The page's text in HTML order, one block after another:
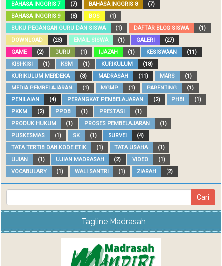
BAHASA INGGRIS 7
(7) BAHASA INGGRIS 8
(7)
BAHASA INGGRIS 9
(8) BOS
(1)
BUKU PEGANGAN GURU DAN SISWA
(1) DAFTAR BLOG SISWA
(1)
DOWNLOAD
(23) EMAIL SISWA (1) GALERI
(27)
GAME
(2) GURU (1) IJAZAH (1) KESISWAAN
(11)
KISI-KISI
(1) KSM (1) KURIKULUM
(18)
KURIKULUM MERDEKA
(3) MADRASAH (11) MARS
(1)
MEDIA PEMBELAJARAN
(1) MGMP (1) PARENTING
(1)
PENILAIAN
(4) PERANGKAT PEMBELAJARAN (2) PHBI
(1)
PKKM
(2) PPDB (1) PRESTASI
(1)
PRODUK HUKUM
(1) PROSES PEMBELAJARAN
(1)
PUSKESMAS
(1) SK (1) SURVEI
(4)
TATA TERTIB DAN KODE ETIK
(1) TATA USAHA
(1)
UJIAN
(1) UJIAN MADRASAH (2) VIDEO
(1)
VOCABULARY
(1) WALI SANTRI (1) ZIARAH (2)
Tagline Madrasah